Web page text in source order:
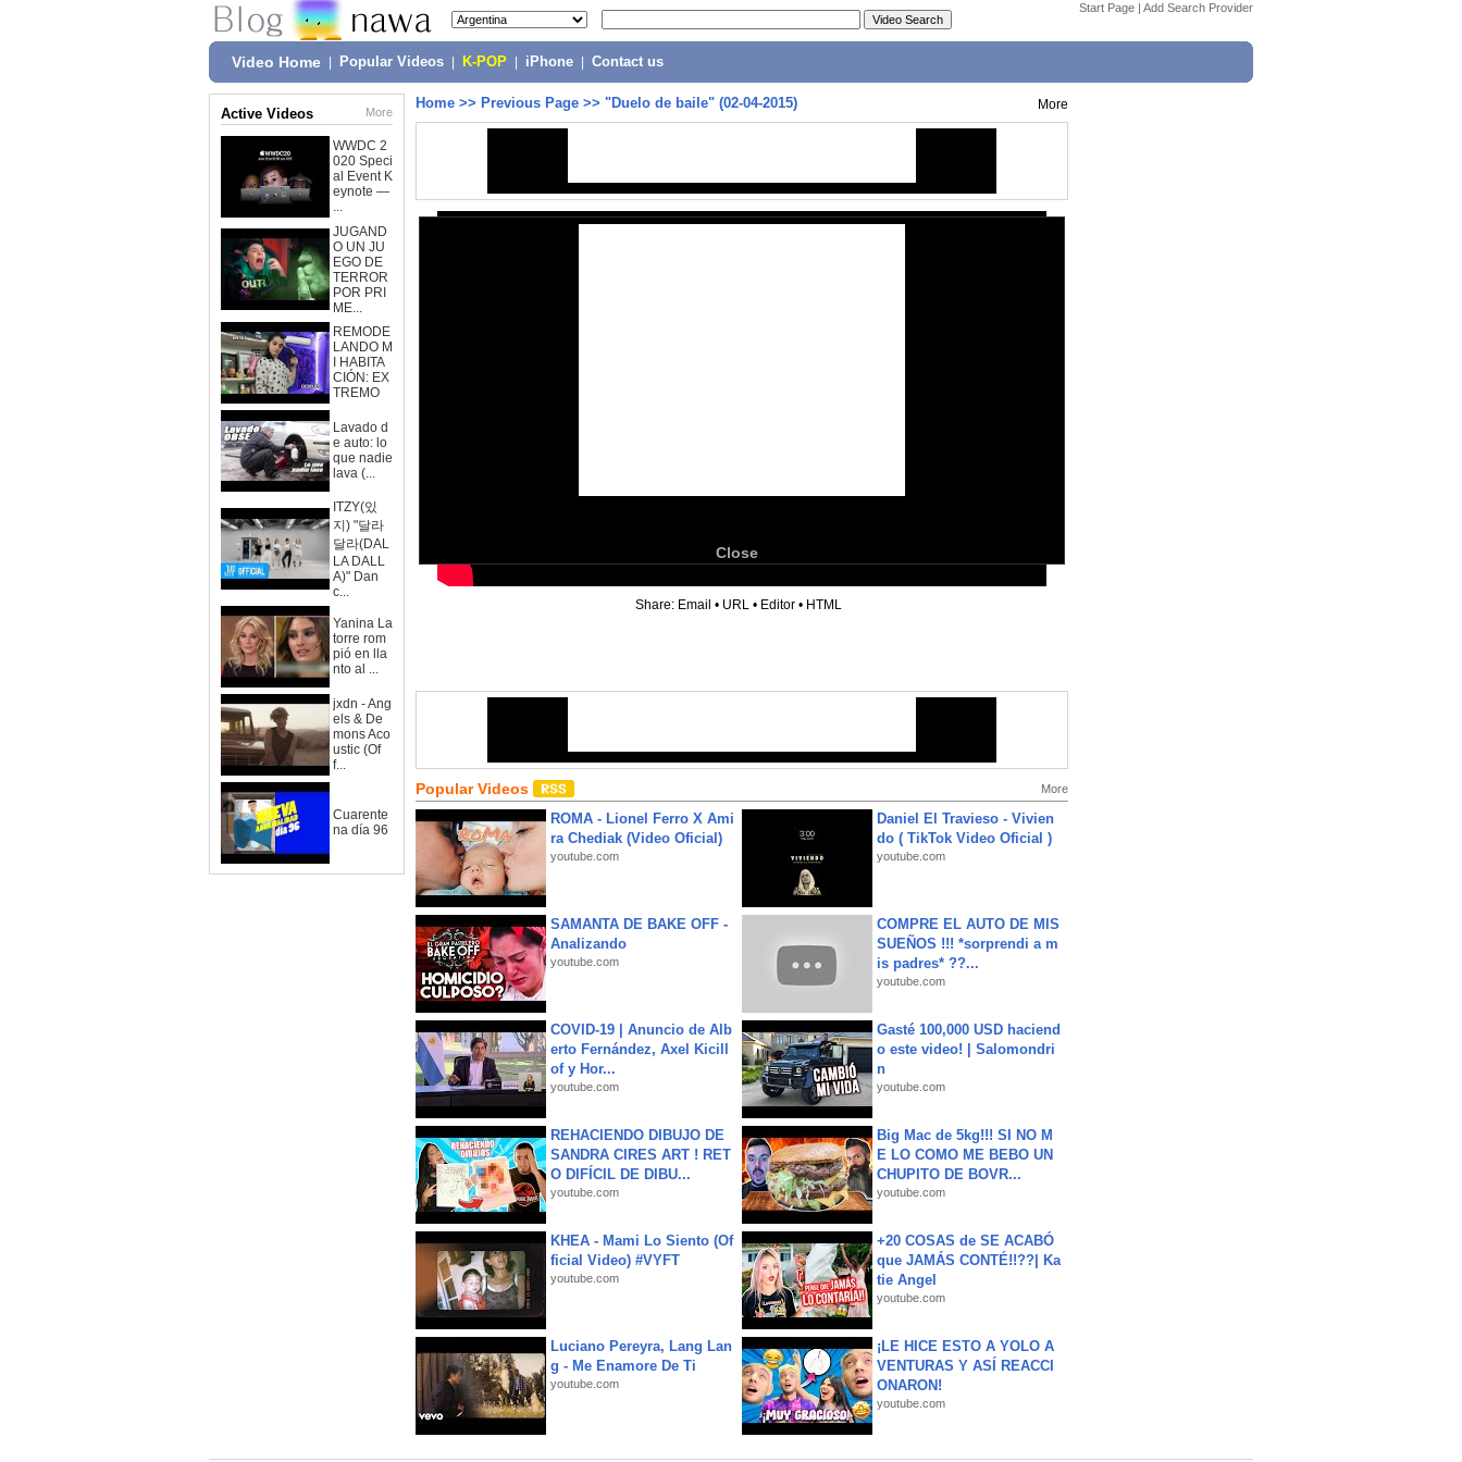
Start Page | Add Search Provider
Video Home Popular Videos K-POP iPhone Contact us
Active Videos More
WWDC 2
020 Speci
al Event K
eynote —
...
JUGAND
O UN JU
EGO DE
TERROR
POR PRI
ME...
REMODE
LANDO M
I HABITA
CIÓN: EX
TREMO
Lavado d
e auto: lo
que nadie
lava (...
ITZY(있
지) "달라
달라(DAL
LA DALL
A)" Dan
c...
Yanina La
torre rom
pió en lla
nto al ...
jxdn - Ang
els & De
mons Aco
ustic (Of
f...
Cuarente
na día 96
Home >> Previous Page >> "Duelo de baile" (02-04-2015) More
Close
Share: Email • URL • Editor • HTML
Popular Videos More
ROMA - Lionel Ferro X Ami
ra Chediak (Video Oficial)
youtube.com
Daniel El Travieso - Vivien
do ( TikTok Video Oficial )
youtube.com
SAMANTA DE BAKE OFF -
Analizando
youtube.com
COMPRE EL AUTO DE MIS
SUEÑOS !!! *sorprendi a m
is padres* ??...
youtube.com
COVID-19 | Anuncio de Alb
erto Fernández, Axel Kicill
of y Hor...
youtube.com
Gasté 100,000 USD haciend
o este video! | Salomondri
n
youtube.com
REHACIENDO DIBUJO DE
SANDRA CIRES ART ! RET
O DIFÍCIL DE DIBU...
youtube.com
Big Mac de 5kg!!! SI NO M
E LO COMO ME BEBO UN
CHUPITO DE BOVR...
youtube.com
KHEA - Mami Lo Siento (Of
ficial Video) #VYFT
youtube.com
+20 COSAS de SE ACABÓ
que JAMÁS CONTÉ!!??| Ka
tie Angel
youtube.com
Luciano Pereyra, Lang Lan
g - Me Enamore De Ti
youtube.com
¡LE HICE ESTO A YOLO A
VENTURAS Y ASÍ REACCI
ONARON!
youtube.com